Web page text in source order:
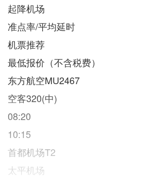
起降机场
准点率/平均延时
机票推荐
最低报价（不含税费）
东方航空MU2467
空客320(中)
08:20
10:15
首都机场T2
太平机场